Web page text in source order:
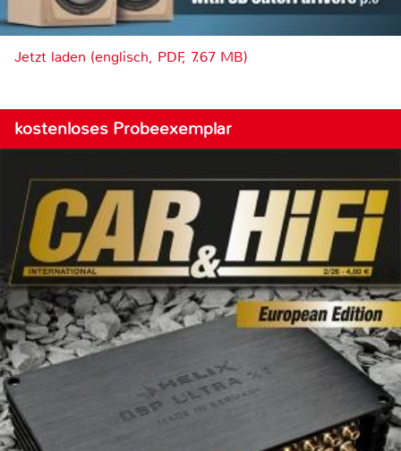
Jetzt laden (englisch, PDF, 7.67 MB)
kostenloses Probeexemplar